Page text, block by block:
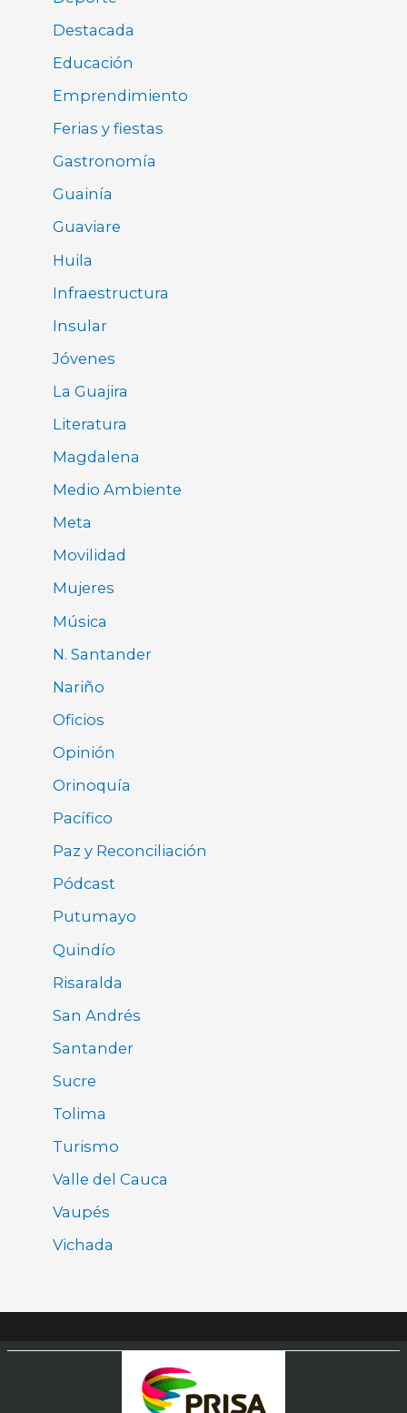
Destacada
Educación
Emprendimiento
Ferias y fiestas
Gastronomía
Guainía
Guaviare
Huila
Infraestructura
Insular
Jóvenes
La Guajira
Literatura
Magdalena
Medio Ambiente
Meta
Movilidad
Mujeres
Música
N. Santander
Nariño
Oficios
Opinión
Orinoquía
Pacífico
Paz y Reconciliación
Pódcast
Putumayo
Quindío
Risaralda
San Andrés
Santander
Sucre
Tolima
Turismo
Valle del Cauca
Vaupés
Vichada